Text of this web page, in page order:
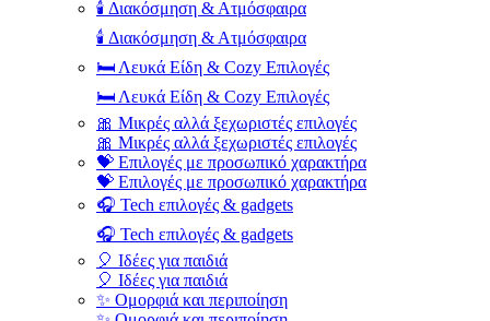
🕯️ Διακόσμηση & Ατμόσφαιρα
🕯️ Διακόσμηση & Ατμόσφαιρα
🛏️ Λευκά Είδη & Cozy Επιλογές
🛏️ Λευκά Είδη & Cozy Επιλογές
🎀 Μικρές αλλά ξεχωριστές επιλογές
🎀 Μικρές αλλά ξεχωριστές επιλογές
💝 Επιλογές με προσωπικό χαρακτήρα
💝 Επιλογές με προσωπικό χαρακτήρα
🎧 Tech επιλογές & gadgets
🎧 Tech επιλογές & gadgets
🎈 Ιδέες για παιδιά
🎈 Ιδέες για παιδιά
✨ Ομορφιά και περιποίηση